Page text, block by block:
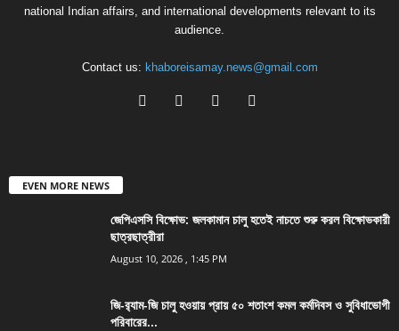
national Indian affairs, and international developments relevant to its
audience.
Contact us: khaboreisamay.news@gmail.com
EVEN MORE NEWS
জেপিএসসি বিক্ষোভ: জলকামান চালু হতেই নাচতে শুরু করল বিক্ষোভকারী
ছাত্রছাত্রীরা
August 10, 2026 , 1:45 PM
জি-র‍্যাম-জি চালু হওয়ায় প্রায় ৫০ শতাংশ কমল কর্মদিবস ও সুবিধাভোগী
পরিবারের...